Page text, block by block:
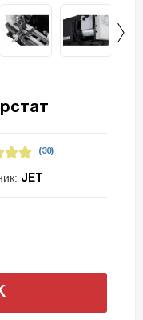
(30)
JET